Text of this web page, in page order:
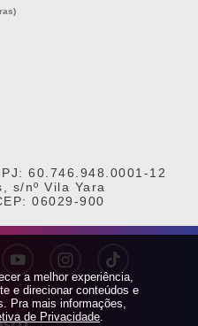
a melhor experiência,
e direcionar conteúdos e
Pra mais informações,
de Privacidade.
60.746.948.0001-12
s/nº Vila Yara
06029-900